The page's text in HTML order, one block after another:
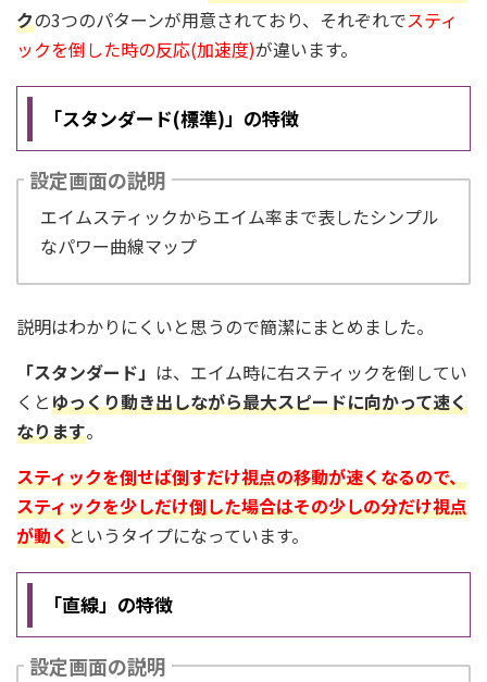
クの3つのパターンが用意されており、それぞれでスティ
ックを倒した時の反応(加速度)が違います。
「スタンダード(標準)」の特徴
設定画面の説明
エイムスティックからエイム率まで表したシンプル
なパワー曲線マップ
説明はわかりにくいと思うので簡潔にまとめました。
「スタンダード」 は、エイム時に右スティックを倒してい
くとゆっくり動き出しながら最大スピードに向かって速く
なります。
スティックを倒せば倒すだけ視点の移動が速くなるので、
スティックを少しだけ倒した場合はその少しの分だけ視点
が動くというタイプになっています。
「直線」の特徴
設定画面の説明